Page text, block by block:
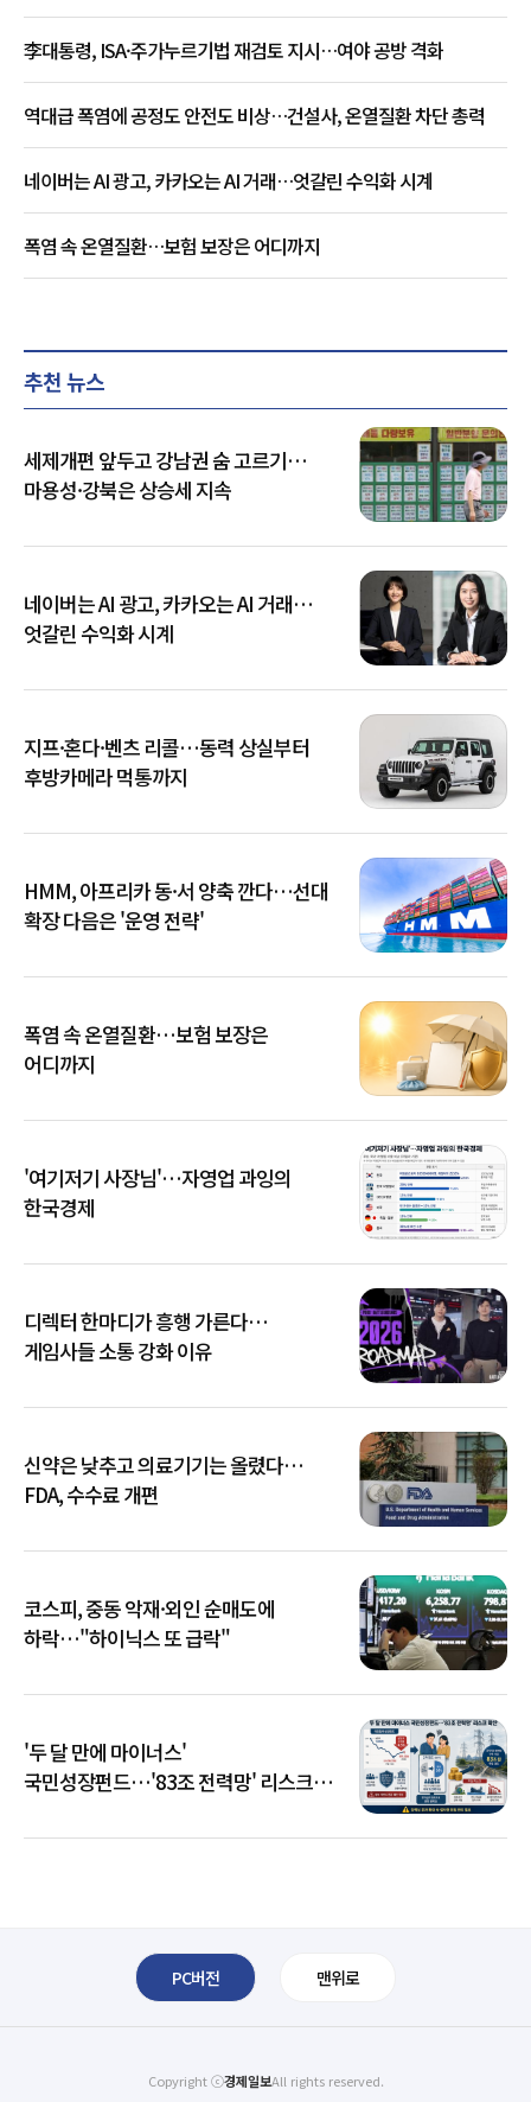
李대통령, ISA·주가누르기법 재검토 지시…여야 공방 격화
역대급 폭염에 공정도 안전도 비상…건설사, 온열질환 차단 총력
네이버는 AI 광고, 카카오는 AI 거래…엇갈린 수익화 시계
폭염 속 온열질환…보험 보장은 어디까지
추천 뉴스
세제개편 앞두고 강남권 숨 고르기…
마용성·강북은 상승세 지속
네이버는 AI 광고, 카카오는 AI 거래…
엇갈린 수익화 시계
지프·혼다·벤츠 리콜…동력 상실부터
후방카메라 먹통까지
HMM, 아프리카 동·서 양축 깐다…선대
확장 다음은 '운영 전략'
폭염 속 온열질환…보험 보장은
어디까지
'여기저기 사장님'…자영업 과잉의
한국경제
디렉터 한마디가 흥행 가른다…
게임사들 소통 강화 이유
신약은 낮추고 의료기기는 올렸다…
FDA, 수수료 개편
코스피, 중동 악재·외인 순매도에
하락…"하이닉스 또 급락"
'두 달 만에 마이너스'
국민성장펀드…'83조 전력망' 리스크
PC버전 맨위로
Copyright ⓒ경제일보All rights reserved.